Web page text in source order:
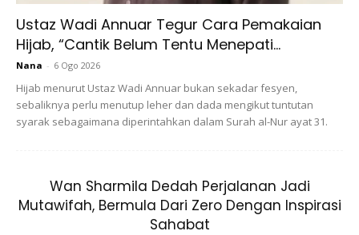
Watermelon Glow Dew Drops
Serum siang dan malam yang memberikan cahaya serta-
merta. Ia boleh digunakan sebagai primer solekan dan
penyerlah juga.
Okay, ni paling tengah trending sekarang tapi bagi pencinta
kecantikan yang terbuka hati untuk mencuba trik baru,
Ustaz Wadi Annuar Tegur Cara Pemakaian
Hijab, “Cantik Belum Tentu Menepati...
Nana - 6 Ogo 2026
Hijab menurut Ustaz Wadi Annuar bukan sekadar fesyen,
sebaliknya perlu menutup leher dan dada mengikut tuntutan
syarak sebagaimana diperintahkan dalam Surah al-Nur ayat 31.
Wan Sharmila Dedah Perjalanan Jadi
Mutawifah, Bermula Dari Zero Dengan Inspirasi
Sahabat